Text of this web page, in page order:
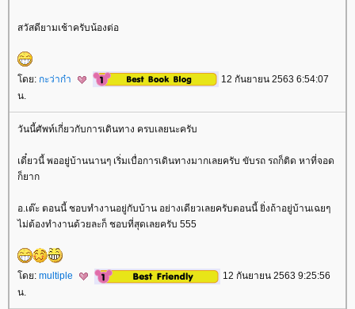
สวัสดียามเช้าครับน้องต่อ
ดย: กะว่าก๋า
12 กันยายน 2563 6:54:07
น.
วันนี้ศัพท์เกี่ยวกับการเดินทาง ครบเลยนะครับ
เดี๋ยวนี้ พออยู่บ้านนานๆ เริ่มเบื่อการเดินทางมากเลยครับ ขับรถ รถก็ติด หาที่จอด
ก็ยาก
อ.เต๊ะ ตอนนี้ ชอบทำงานอยู่กับบ้าน อย่างเดียวเลยครับตอนนี้ ยิ่งถ้าอยู่บ้านเฉยๆ
ไม่ต้องทำงานด้วยละก็ ชอบที่สุดเลยครับ 555
ดย: multiple
12 กันยายน 2563 9:25:56
น.